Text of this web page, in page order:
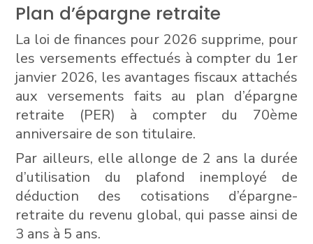
Plan d’épargne retraite
La loi de finances pour 2026 supprime, pour
les versements effectués à compter du 1er
janvier 2026, les avantages fiscaux attachés
aux versements faits au plan d’épargne
retraite (PER) à compter du 70ème
anniversaire de son titulaire.
Par ailleurs, elle allonge de 2 ans la durée
d’utilisation du plafond inemployé de
déduction des cotisations d’épargne-
retraite du revenu global, qui passe ainsi de
3 ans à 5 ans.